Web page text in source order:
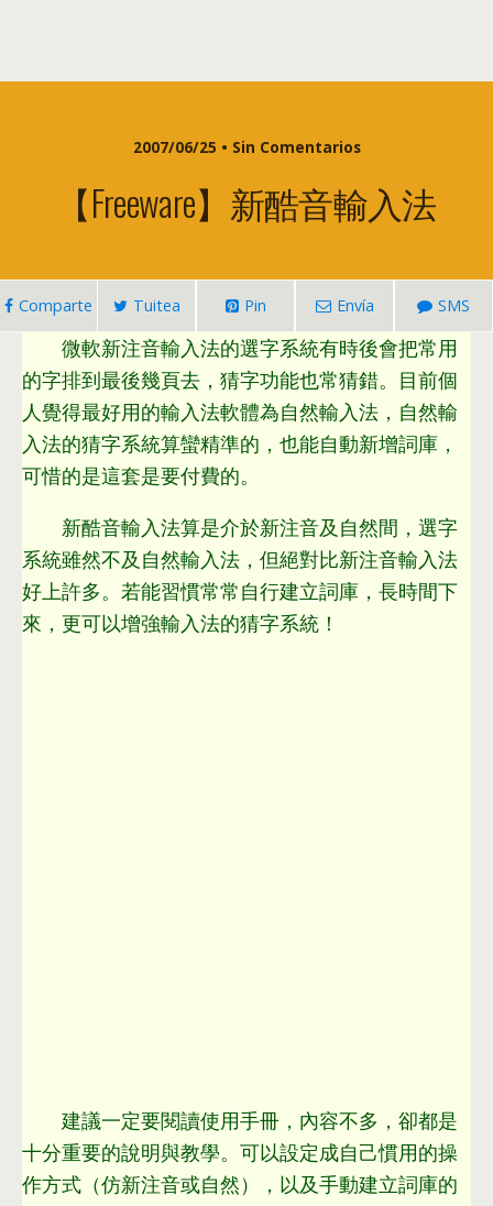
2007/06/25 • Sin Comentarios
【Freeware】新酷音輸入法
Comparte Tuitea Pin Envía SMS
微軟新注音輸入法的選字系統有時後會把常用
的字排到最後幾頁去 ， 猜字功能也常猜錯。 目前個
人覺得最好用的輸入法軟體為自然輸入法 ， 自然輸
入法的猜字系統算蠻精準的 ， 也能自動新增詞庫 ，
可惜的是這套是要付費的。
新酷音輸入法算是介於新注音及自然間 ， 選字
系統雖然不及自然輸入法 ， 但絕對比新注音輸入法
好上許多。 若能習慣常常自行建立詞庫 ， 長時間下
來 ， 更可以增強輸入法的猜字系統！
建議一定要閱讀使用手冊 ， 內容不多 ， 卻都是
十分重要的說明與教學。 可以設定成自己慣用的操
作方式（仿新注音或自然）
， 以及手動建立詞庫的